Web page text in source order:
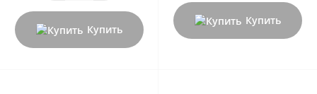
Купить
Купить